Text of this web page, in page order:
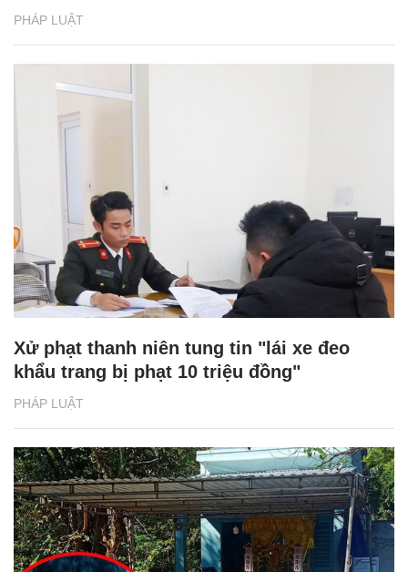
PHÁP LUẬT
PHÁP LUẬT
Xử phạt thanh niên tung tin "lái xe đeo
khẩu trang bị phạt 10 triệu đồng"